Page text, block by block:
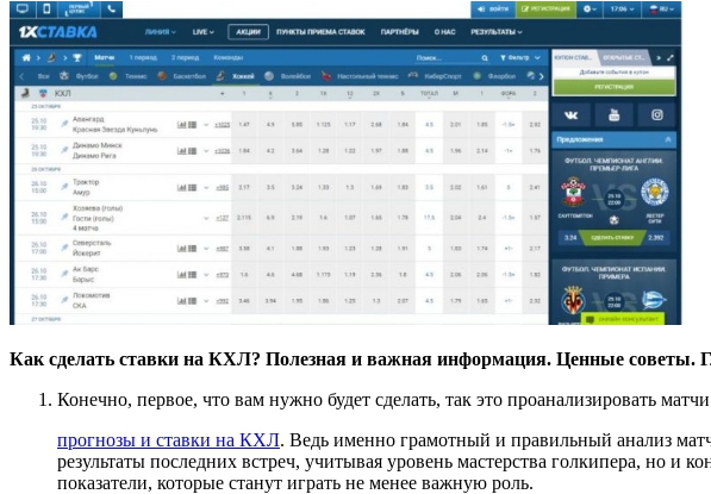
Как сделать ставки на КХЛ? Полезная и важная информация. Ценные советы.
Конечно, первое, что вам нужно будет сделать, так это проанализировать
прогнозы и ставки на КХЛ. Ведь именно грамотный и правильный анализ
результаты последних встреч, учитывая уровень мастерства голкипера, но и
показатели, которые станут играть не менее важную роль.